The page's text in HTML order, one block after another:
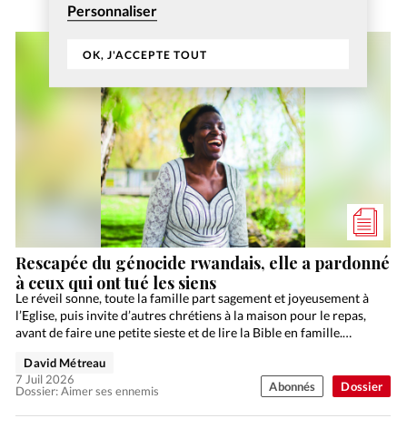
Personnaliser
OK, J'ACCEPTE TOUT
Dossier
Rescapée du génocide rwandais, elle a pardonné
à ceux qui ont tué les siens
Le réveil sonne, toute la famille part sagement et joyeusement à
l’Eglise, puis invite d’autres chrétiens à la maison pour le repas,
avant de faire une petite sieste et de lire la Bible en famille.…
Dossier: Aimer ses ennemis
David Métreau
7 Juil 2026
Abonnés